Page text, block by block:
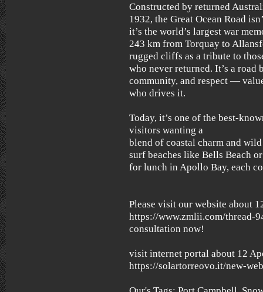
Constructed by returned
1932, the Great Ocean Road
it’s the world’s largest war
243 km from Torquay to
rugged cliffs as a tribute to
who never returned. It’s a road
community, and respect —
who drives it.
Today, it’s one of the best-
visitors wanting a
blend of coastal charm and
surf beaches like Bells Beach
for lunch in Apollo Bay, each
Please visit our website about
https://www.zmlii.com/thread-
consultation now!
visit internet portal about 12
https://solartorreovo.it/new-